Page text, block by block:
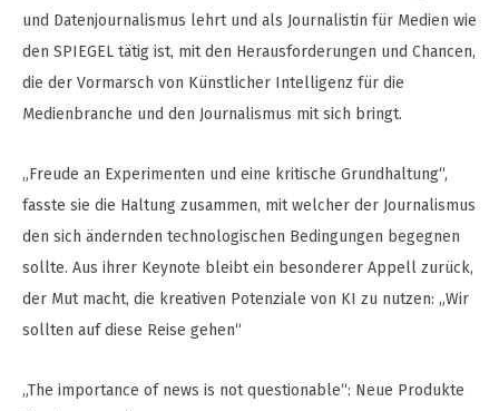
und Datenjournalismus lehrt und als Journalistin für Medien wie
den SPIEGEL tätig ist, mit den Herausforderungen und Chancen,
die der Vormarsch von Künstlicher Intelligenz für die
Medienbranche und den Journalismus mit sich bringt.
„Freude an Experimenten und eine kritische Grundhaltung“,
fasste sie die Haltung zusammen, mit welcher der Journalismus
den sich ändernden technologischen Bedingungen begegnen
sollte. Aus ihrer Keynote bleibt ein besonderer Appell zurück,
der Mut macht, die kreativen Potenziale von KI zu nutzen: „Wir
sollten auf diese Reise gehen“
„The importance of news is not questionable“: Neue Produkte